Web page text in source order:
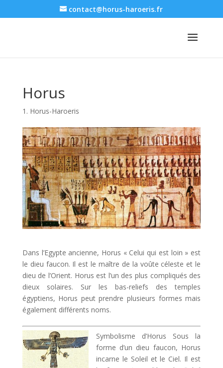
contact@horus-haroeris.fr
Horus
1. Horus-Haroeris
Dans l’Egypte ancienne, Horus « Celui qui est loin » est
le dieu faucon. Il est le maître de la voûte céleste et le
dieu de l’Orient. Horus est l’un des plus compliqués des
dieux solaires. Sur les bas-reliefs des temples
égyptiens, Horus peut prendre plusieurs formes mais
également différents noms.
Symbolisme d’Horus Sous la
forme d’un dieu faucon, Horus
incarne le Soleil et le Ciel. Il est